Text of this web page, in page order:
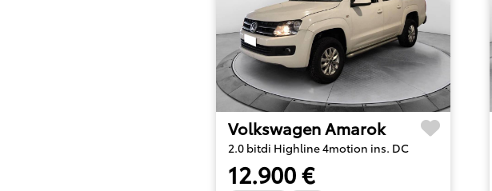
Volkswagen Amarok
2.0 bitdi Highline 4motion ins. DC
12.900 €